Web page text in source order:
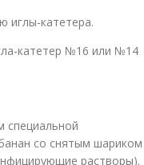
иглы-катетера.
катетер №16 или №14
специальной
со снятым шариком
растворы).